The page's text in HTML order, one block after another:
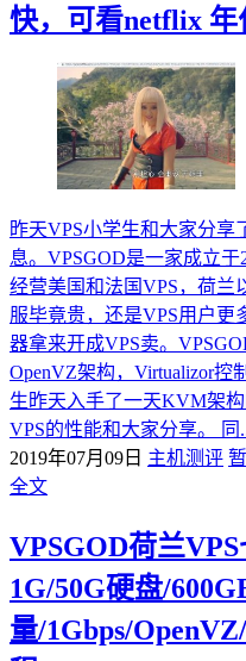
快，可看netflix 年
昨天VPS小学生和大家分享
息。VPSGOD是一家成立
经营美国和法国VPS，荷兰
服毕竟贵，还是VPS用户更
器拿来开成VPS卖。
OpenVZ架构，Virtualizor控
生昨天入手了一天KVM架
VPS的性能和大家分享。 同
2019年07月09日 主机测评
全文
VPSGOD荷兰
1G/50G硬盘/
量/1Gbps/